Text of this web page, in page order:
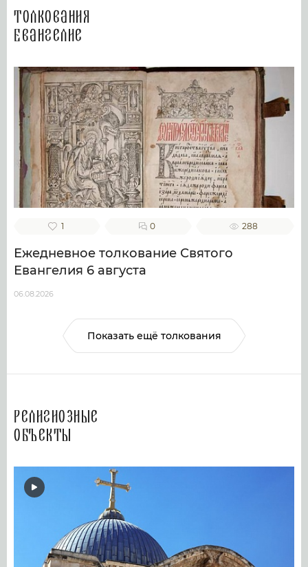
Толкования
Евангелие
1 0 288
Ежедневное толкование Святого
Евангелия 6 августа
06.08.2026
Показать ещё толкования
Религиозные
объекты